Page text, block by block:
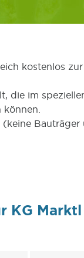
kostenlos
die im
KG